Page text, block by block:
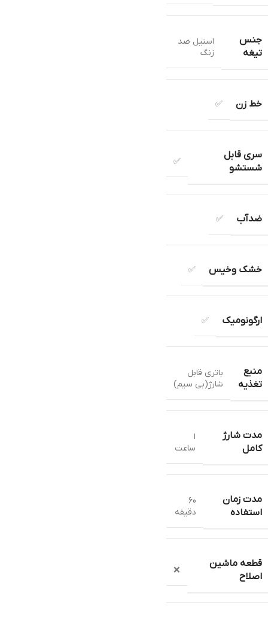
جنس
تیغه
استيل ضد
زنگ
خط زن ✅
سری قابل
شستشو
✅
ضدآب ✅
خشک وخیس ✅
ارگونومیک ✅
منبع
تغذیه
باتری قابل
شارژ(بی سیم)
مدت شارژ
کامل
1
ساعت
مدت زمان
استفاده
60
دقیقه
قطعه ماشین
اصلاح
❌